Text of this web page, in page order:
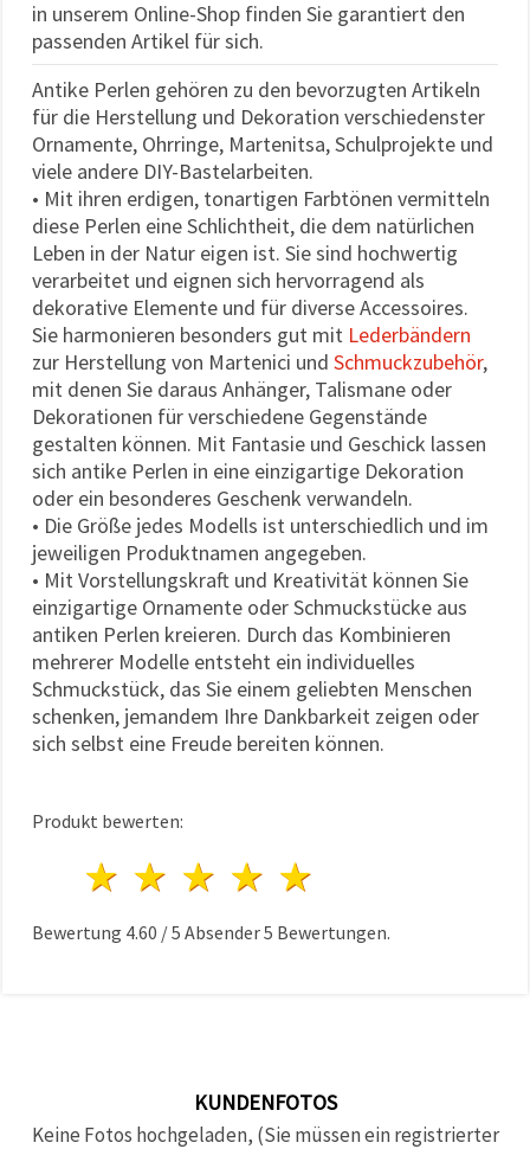
in unserem Online-Shop finden Sie garantiert den
passenden Artikel für sich.
Antike Perlen gehören zu den bevorzugten Artikeln
für die Herstellung und Dekoration verschiedenster
Ornamente, Ohrringe, Martenitsa, Schulprojekte und
viele andere DIY-Bastelarbeiten.
• Mit ihren erdigen, tonartigen Farbtönen vermitteln
diese Perlen eine Schlichtheit, die dem natürlichen
Leben in der Natur eigen ist. Sie sind hochwertig
verarbeitet und eignen sich hervorragend als
dekorative Elemente und für diverse Accessoires.
Sie harmonieren besonders gut mit Lederbändern
zur Herstellung von Martenici und Schmuckzubehör,
mit denen Sie daraus Anhänger, Talismane oder
Dekorationen für verschiedene Gegenstände
gestalten können. Mit Fantasie und Geschick lassen
sich antike Perlen in eine einzigartige Dekoration
oder ein besonderes Geschenk verwandeln.
• Die Größe jedes Modells ist unterschiedlich und im
jeweiligen Produktnamen angegeben.
• Mit Vorstellungskraft und Kreativität können Sie
einzigartige Ornamente oder Schmuckstücke aus
antiken Perlen kreieren. Durch das Kombinieren
mehrerer Modelle entsteht ein individuelles
Schmuckstück, das Sie einem geliebten Menschen
schenken, jemandem Ihre Dankbarkeit zeigen oder
sich selbst eine Freude bereiten können.
Produkt bewerten:
4 Sterne
3 Sterne
2 Sterne
1 Stern
Bewertung 4.60 /5 Absender5 Bewertungen.
KUNDENFOTOS
Keine Fotos hochgeladen, (Sie müssen ein registrierter